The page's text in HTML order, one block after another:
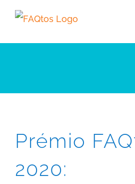
Skip
content
Prémio
2020: